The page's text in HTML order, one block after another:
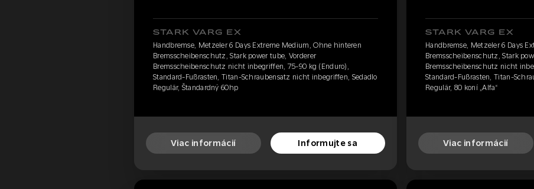
STARK VARG EX
Handbremse, Metzeler 6 Days Extreme Medium, Ohne hinteren
Bremsscheibenschutz, Stark power tube, Vorderer
Bremsscheibenschutz nicht inbegriffen, 75-90 kg (Enduro),
Standard-Fußrasten, Titan-Schraubensatz nicht inbegriffen, Sedadlo
Regulär, Štandardný 60hp
Viac informácií Informujte sa
STARK VARG EX
Handbremse, Metzeler 6 Days
Bremsscheibenschutz, Stark
Bremsscheibenschutz nicht
Standard-Fußrasten, Titan-
Regulär, 80 koní „Alfa“
Viac informácií